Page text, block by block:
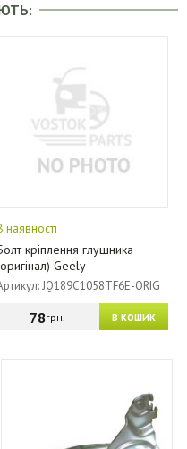
наявності
кріплення глушника
Geely
JQ189C1058TF6E-ORIG
В КОШИК
78грн.